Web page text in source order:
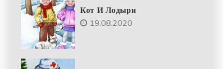
Кот И Лодыри
19.08.2020